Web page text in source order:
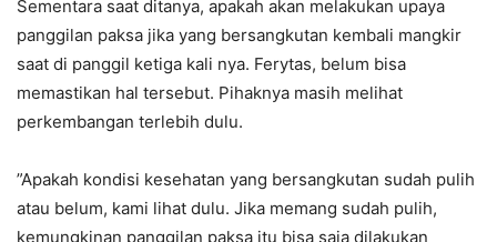
Sementara saat ditanya, apakah akan melakukan upaya
panggilan paksa jika yang bersangkutan kembali mangkir
saat di panggil ketiga kali nya. Ferytas, belum bisa
memastikan hal tersebut. Pihaknya masih melihat
perkembangan terlebih dulu.
”Apakah kondisi kesehatan yang bersangkutan sudah pulih
atau belum, kami lihat dulu. Jika memang sudah pulih,
kemungkinan panggilan paksa itu bisa saja dilakukan